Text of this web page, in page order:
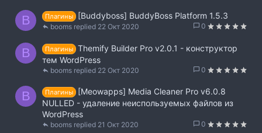
B Плагины [Buddyboss] BuddyBoss Platform 1.5.3
0
22 Окт 2020
booms
B Плагины Themify Builder Pro v2.0.1 - конструктор
тем WordPress
0
22 Окт 2020
booms
B Плагины
[Meowapps] Media Cleaner Pro v6.0.8
NULLED - удаление неиспользуемых файлов из
WordPress
0
21 Окт 2020
booms